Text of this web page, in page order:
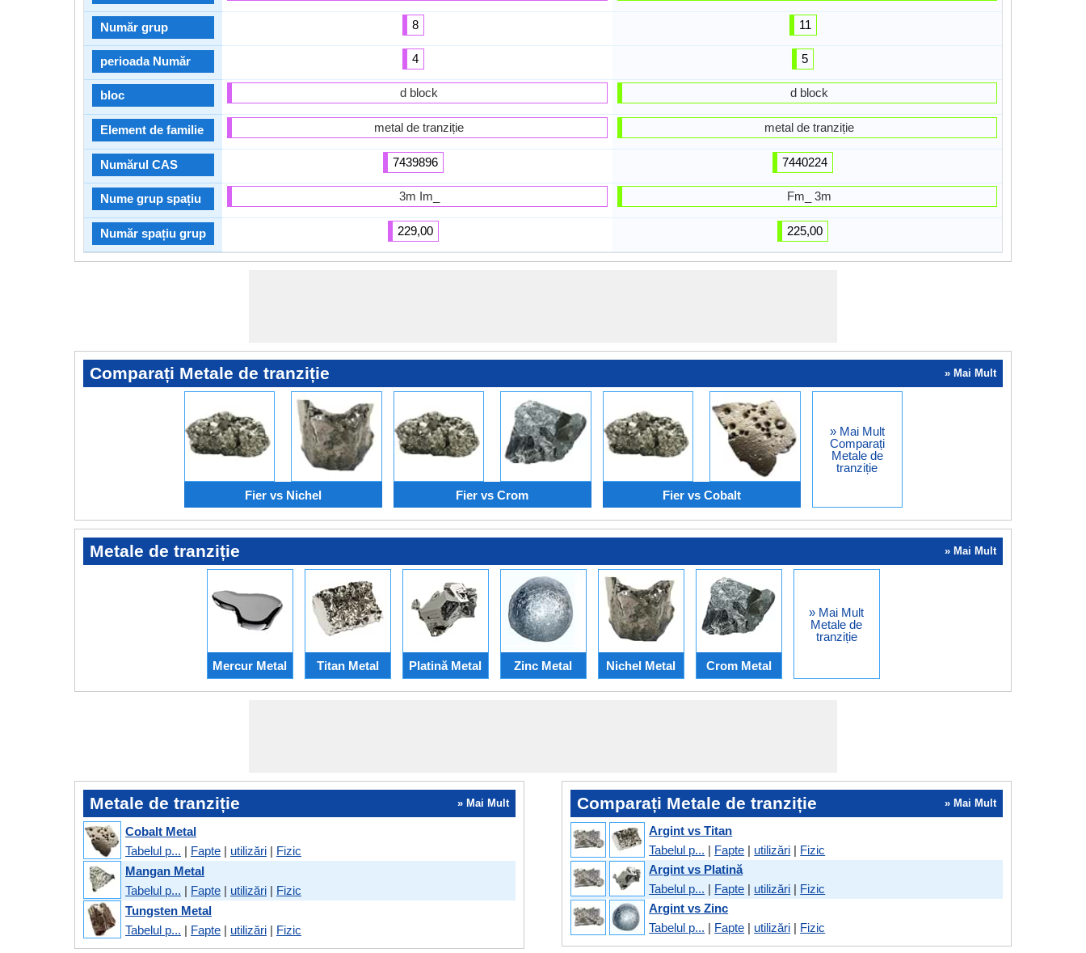
Număr grup
perioada Număr
bloc
Element de familie
Numărul CAS
Nume grup spațiu
Număr spațiu grup
8
4
d block
metal de tranziție
7439896
3m Im_
229,00
11
5
d block
metal de tranziție
7440224
Fm_ 3m
225,00
Comparați Metale de tranziție » Mai Mult
Fier vs Nichel Fier vs Crom Fier vs Cobalt
» Mai Mult
Comparați
Metale de
tranziție
Metale de tranziție » Mai Mult
Mercur Metal Titan Metal Platină Metal Zinc Metal Nichel Metal Crom Metal
» Mai Mult
Metale de
tranziție
Metale de tranziție » Mai Mult
Cobalt Metal
Tabelul p... | Fapte | utilizări | Fizic
Mangan Metal
Tabelul p... | Fapte | utilizări | Fizic
Tungsten Metal
Tabelul p... | Fapte | utilizări | Fizic
Comparați Metale de tranziție » Mai Mult
Argint vs Titan
Tabelul p... | Fapte | utilizări | Fizic
Argint vs Platină
Tabelul p... | Fapte | utilizări | Fizic
Argint vs Zinc
Tabelul p... | Fapte | utilizări | Fizic